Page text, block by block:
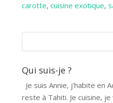
carotte, cuisine exotique,
Qui suis-je ?
Je suis Annie, j'habite en
reste à Tahiti. Je cuisine,